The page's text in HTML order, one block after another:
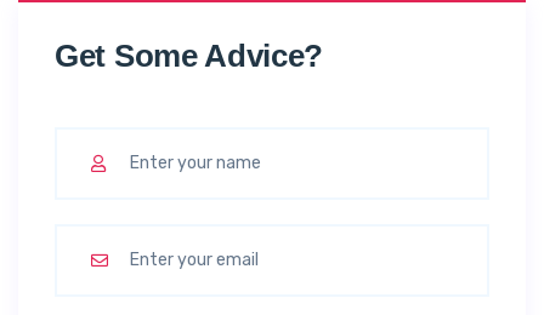
Get Some Advice?